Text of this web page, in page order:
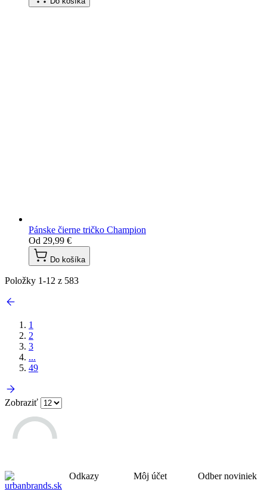
Pánske čierne tričko Champion
Od 29,99 €
Do košíka
Položky 1-12 z 583
1
2
3
...
49
Zobraziť
Odkazy
Môj účet
Odber noviniek